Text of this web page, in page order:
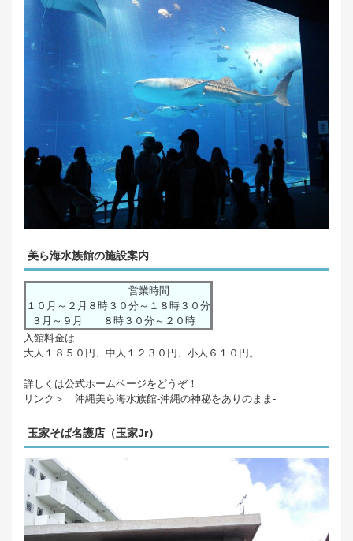
美ら海水族館の施設案内
営業時間
１０月～２月 ８時３０分～１８時３０分
３月～９月
８時３０分～２０時
入館料金は
大人１８５０円、中人１２３０円、小人６１０円。
詳しくは公式ホームページをどうぞ！
リンク＞ 沖縄美ら海水族館-沖縄の神秘をありのまま-
玉家そば名護店（玉家Jr）